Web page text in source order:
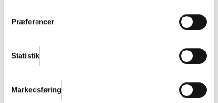
Præferencer
Statistik
Markedsføring
Danish.Care og DI: Enormt potentiale i
regeringens satsning på
velfærdsteknologi og hjælpemidler
Den nye regering bestående af Socialdemokratiet,
SF, Moderaterne og Radikale Venstre vil lancere en...